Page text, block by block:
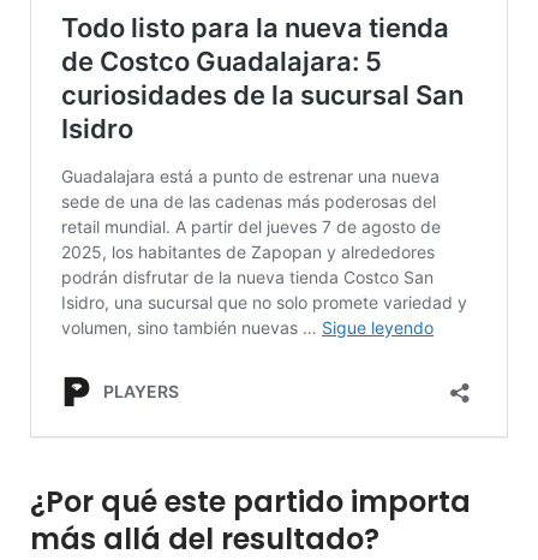
¿Por qué este partido importa
más allá del resultado?